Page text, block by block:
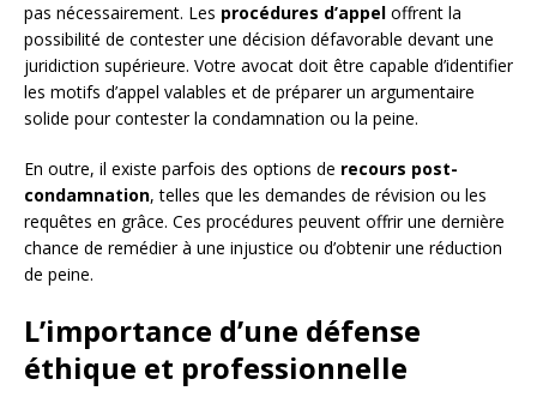
pas nécessairement. Les procédures d’appel offrent la
possibilité de contester une décision défavorable devant une
juridiction supérieure. Votre avocat doit être capable d’identifier
les motifs d’appel valables et de préparer un argumentaire
solide pour contester la condamnation ou la peine.
En outre, il existe parfois des options de recours post-
condamnation, telles que les demandes de révision ou les
requêtes en grâce. Ces procédures peuvent offrir une dernière
chance de remédier à une injustice ou d’obtenir une réduction
de peine.
L’importance d’une défense
éthique et professionnelle